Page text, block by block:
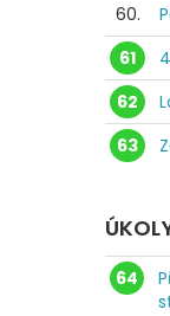
60.
61
62
63
64